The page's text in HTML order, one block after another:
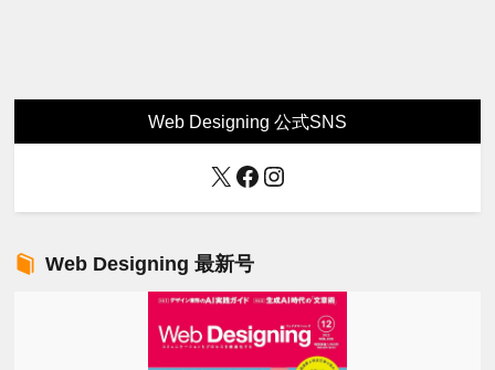
Web Designing 公式SNS
X Facebook
Instagram
Web Designing 最新号